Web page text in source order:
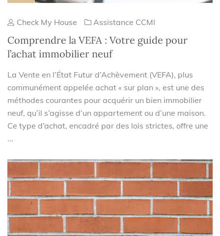
Check My House Assistance CCMI
Comprendre la VEFA : Votre guide pour
l’achat immobilier neuf
La Vente en l’État Futur d’Achèvement (VEFA), plus
communément appelée achat « sur plan », est une des
méthodes courantes pour acquérir un bien immobilier
neuf, qu’il s’agisse d’un appartement ou d’une maison.
Ce type d’achat, encadré par des lois strictes, offre une
...